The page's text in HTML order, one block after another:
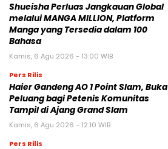
Shueisha Perluas Jangkauan Global
melalui MANGA MILLION, Platform
Manga yang Tersedia dalam 100
Bahasa
Kamis, 6 Agu 2026 - 13:00 WIB
Pers Rilis
Haier Gandeng AO 1 Point Slam, Buka
Peluang bagi Petenis Komunitas
Tampil di Ajang Grand Slam
Kamis, 6 Agu 2026 - 12:10 WIB
Pers Rilis